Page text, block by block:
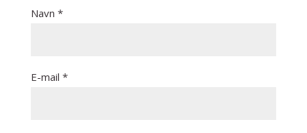
Navn *
E-mail *